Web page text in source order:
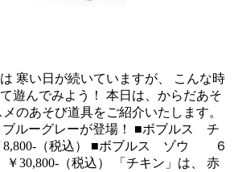
寒い日が続いていますが、 こんな時
遊んでみよう！ 本日は、からだあそ
のあそび道具をご紹介いたします。
ブルーグレーが登場！ ■ボブルス チ
（税込） ■ボブルス ゾウ ６
（税込） 「チキン」は、 赤